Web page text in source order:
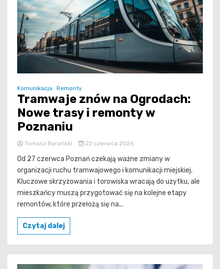
Komunikacja Remonty
Tramwaje znów na Ogrodach:
Nowe trasy i remonty w
Poznaniu
Tomasz Barański 22 czerwca 2026
Od 27 czerwca Poznań czekają ważne zmiany w
organizacji ruchu tramwajowego i komunikacji miejskiej.
Kluczowe skrzyżowania i torowiska wracają do użytku, ale
mieszkańcy muszą przygotować się na kolejne etapy
remontów, które przełożą się na...
Czytaj dalej